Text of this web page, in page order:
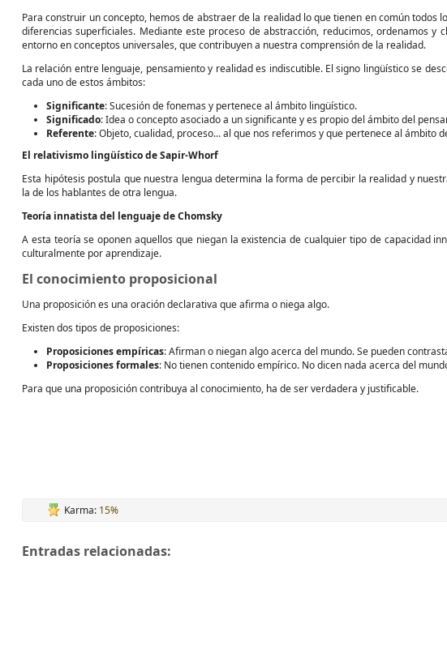
Para construir un concepto, hemos de abstraer de la realidad lo que tienen en común todos
diferencias superficiales. Mediante este proceso de abstracción, reducimos, ordenamos y
entorno en conceptos universales, que contribuyen a nuestra comprensión de la realidad.
La relación entre lenguaje, pensamiento y realidad es indiscutible. El signo lingüístico se
cada uno de estos ámbitos:
Significante: Sucesión de fonemas y pertenece al ámbito lingüístico.
Significado: Idea o concepto asociado a un significante y es propio del ámbito del
Referente: Objeto, cualidad, proceso... al que nos referimos y que pertenece al ámbito
El relativismo lingüístico de Sapir-Whorf
Esta hipótesis postula que nuestra lengua determina la forma de percibir la realidad y
la de los hablantes de otra lengua.
Teoría innatista del lenguaje de Chomsky
A esta teoría se oponen aquellos que niegan la existencia de cualquier tipo de capacidad
culturalmente por aprendizaje.
El conocimiento proposicional
Una proposición es una oración declarativa que afirma o niega algo.
Existen dos tipos de proposiciones:
Proposiciones empíricas: Afirman o niegan algo acerca del mundo. Se pueden
Proposiciones formales: No tienen contenido empírico. No dicen nada acerca del
Para que una proposición contribuya al conocimiento, ha de ser verdadera y justificable.
Karma: 15%
Entradas relacionadas: